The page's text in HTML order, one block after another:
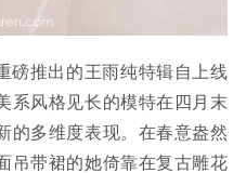
磅推出的王雨纯特辑自上线
系风格见长的模特在四月末
的多维度表现。在春意盎然
吊带裙的她倚靠在复古雕花